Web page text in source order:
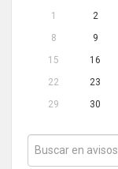
1 2
8
9
15
16
22
23
29
30